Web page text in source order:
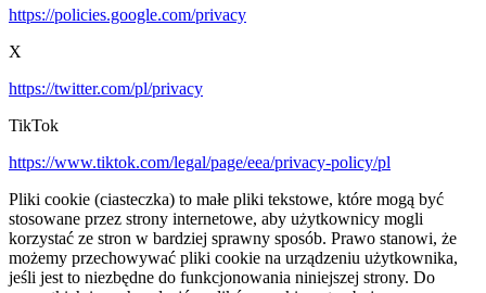
https://policies.google.com/privacy
X
https://twitter.com/pl/privacy
TikTok
https://www.tiktok.com/legal/page/eea/privacy-policy/pl
Pliki cookie (ciasteczka) to małe pliki tekstowe, które mogą być
stosowane przez strony internetowe, aby użytkownicy mogli
korzystać ze stron w bardziej sprawny sposób. Prawo stanowi, że
możemy przechowywać pliki cookie na urządzeniu użytkownika,
jeśli jest to niezbędne do funkcjonowania niniejszej strony. Do